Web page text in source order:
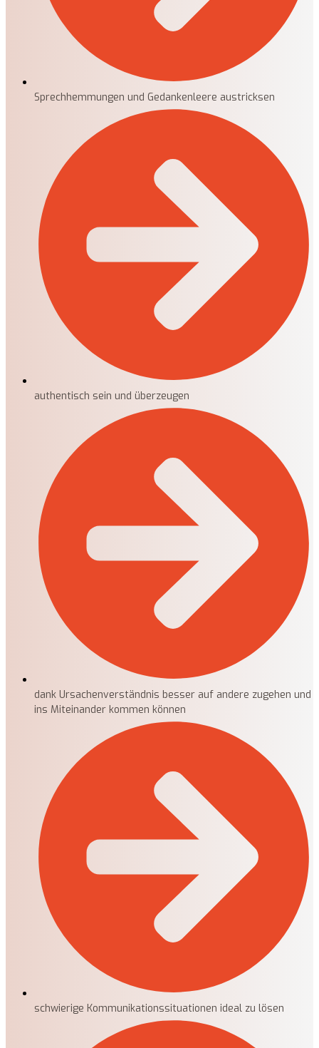
Sprechhemmungen und Gedankenleere austricksen
authentisch sein und überzeugen
dank Ursachenverständnis besser auf andere zugehen und
ins Miteinander kommen können
schwierige Kommunikationssituationen ideal zu lösen